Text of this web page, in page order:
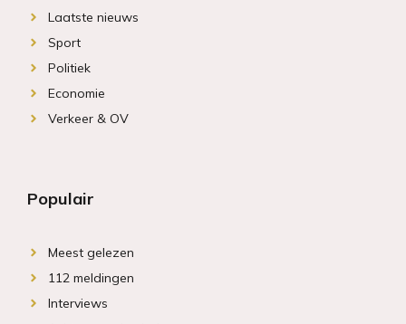
Laatste nieuws
Sport
Politiek
Economie
Verkeer & OV
Populair
Meest gelezen
112 meldingen
Interviews